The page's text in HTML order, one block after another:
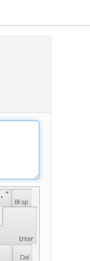
'
*